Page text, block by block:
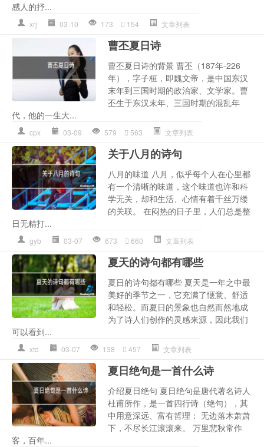
感人的抒...
xrj 03-10 173 154 文章列表
曹丕夏日诗
曹丕夏日诗的背景 曹丕（187年-226
年），字子桓，即魏文帝，是中国东汉
末年到三国时期的政治家、文学家。曹
丕生于东汉末年、三国时期的混乱年
代，他的一生大...
cpx 03-09 579 563 文章列表
关于八月的诗句
八月的味道 八月，似乎每个人在心里都
有一个清晰的味道，这个味道也许和科
学无关，却和生活、心情有着千丝万缕
的关联。 在闷热的日子里，人们总是整
日无精打...
gyb 03-07 673 660 文章列表
夏天的诗句都有哪些
夏日的诗句都有哪些 夏天是一年之中最
美好的季节之一，它充满了惬意、舒适
和轻松。而夏日的景象也自然而然地成
为了诗人们创作的灵感来源，因此我们
可以看到...
xtd 03-07 138 457 文章列表
夏日绝句是一首什么诗
介绍夏日绝句 夏日绝句是唐代著名诗人
杜甫所作，是一首四行诗（绝句），其
中用意深远、富有哲理： 无边落木萧萧
下，不尽长江滚滚来。 万里悲秋常作
客，百年...